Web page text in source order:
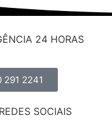
24 HORAS
291 2241
SOCIAIS